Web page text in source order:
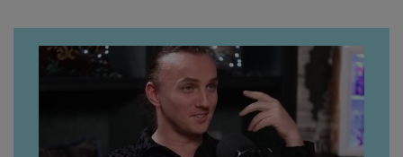
artistă i-a lăsat MASCĂ
pe toți. De data aceasta,
chiar a rupt tăcerea:
”Poate că aveam să ne
spunem, să ne...”